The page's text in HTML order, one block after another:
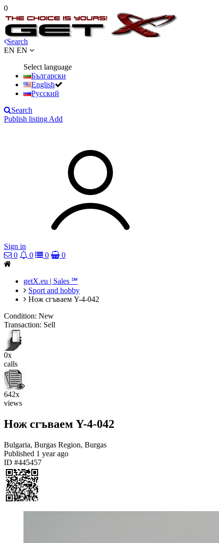
0
Search
EN EN
Select language
Български
English
Русский
Search
Publish listing Add
Sign in
0
0 0 0
getX.eu | Sales ℠
Sport and hobby
Нож сгъваем Y-4-042
Condition: New
Transaction: Sell
0x
calls
642x
views
Нож сгъваем Y-4-042
Bulgaria, Burgas Region, Burgas
Published 1 year ago
ID #445457